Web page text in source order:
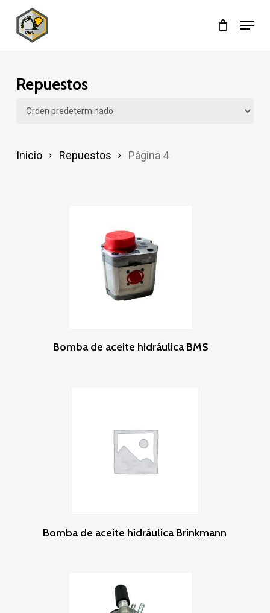
Menu
Repuestos
Inicio Repuestos Página 4
Leer Más
Bomba de aceite hidráulica BMS
Leer Más
Bomba de aceite hidráulica Brinkmann